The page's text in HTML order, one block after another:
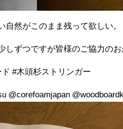
自然がこのまま残って欲しい。
しずつですが皆様のご協力のお
#木頭杉ストリンガー
@corefoamjapan